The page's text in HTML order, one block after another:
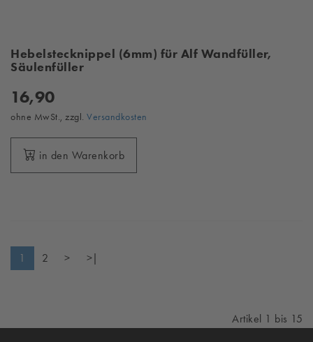
Hebelstecknippel (6mm) für Alf Wandfüller,
Säulenfüller
16,90
ohne MwSt., zzgl. Versandkosten
in den Warenkorb
1 2 > >|
Artikel 1 bis 15